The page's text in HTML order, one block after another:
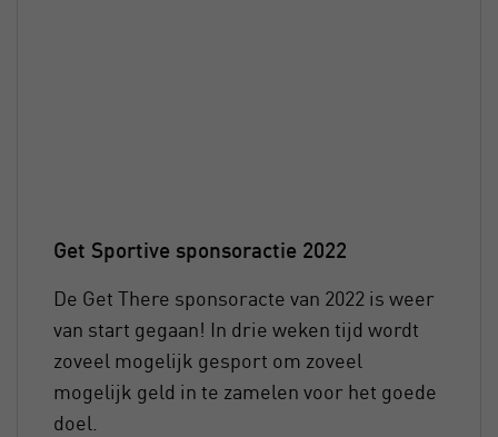
Get Sportive sponsoractie 2022
De Get There sponsoracte van 2022 is weer
van start gegaan! In drie weken tijd wordt
zoveel mogelijk gesport om zoveel
mogelijk geld in te zamelen voor het goede
doel.